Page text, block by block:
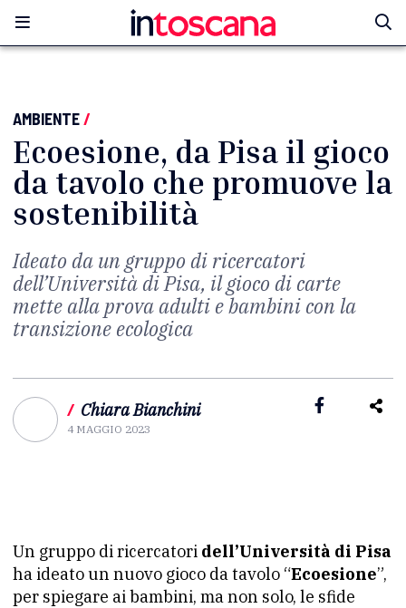
AMBIENTE/
Ecoesione, da Pisa il gioco
da tavolo che promuove la
sostenibilità
Ideato da un gruppo di ricercatori
dell’Università di Pisa, il gioco di carte
mette alla prova adulti e bambini con la
transizione ecologica
/ Chiara Bianchini
4 MAGGIO 2023
Un gruppo di ricercatori dell’Università di Pisa
ha ideato un nuovo gioco da tavolo “Ecoesione”,
per spiegare ai bambini, ma non solo, le sfide